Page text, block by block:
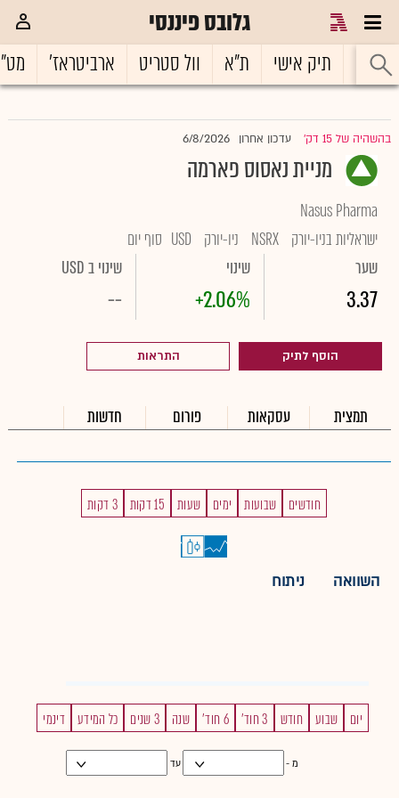
גלובס פיננסי
ראשי תיק אישי ת"א וול סטריט ארביטראז'
בהשהיה של 15 דק' עדכון אחרון 6/8/2026
מניית נאסוס פארמה
Nasus Pharma
ישראליות בניו-יורק NSRX ניו-יורק USD סוף יום
שער
3.37
שינוי
+2.06%
שינוי ב USD
--
הוסף לתיק התראות
תמצית עסקאות פורום חדשות
חודשים שבועות ימים שעות 15 דקות 3 דקות
השוואה ניתוח
יום שבוע חודש 3 חוד' 6 חוד' שנה 3 שנים כל המידע דינמי
מ - עד